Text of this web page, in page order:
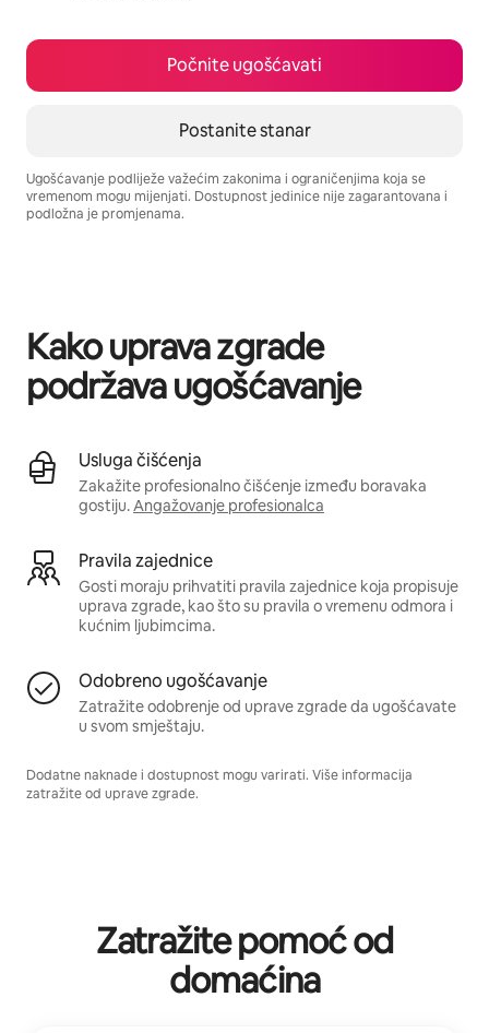
Počnite ugošćavati
Postanite stanar
Ugošćavanje podliježe važećim zakonima i ograničenjima koja se
vremenom mogu mijenjati. Dostupnost jedinice nije zagarantovana i
podložna je promjenama.
Kako uprava zgrade
podržava ugošćavanje
Usluga čišćenja
Zakažite profesionalno čišćenje između boravaka
gostiju.Angažovanje profesionalca
Pravila zajednice
Gosti moraju prihvatiti pravila zajednice koja propisuje
uprava zgrade, kao što su pravila o vremenu odmora i
kućnim ljubimcima.
Odobreno ugošćavanje
Zatražite odobrenje od uprave zgrade da ugošćavate
u svom smještaju.
Dodatne naknade i dostupnost mogu varirati. Više informacija
zatražite od uprave zgrade.
Zatražite pomoć od
domaćina